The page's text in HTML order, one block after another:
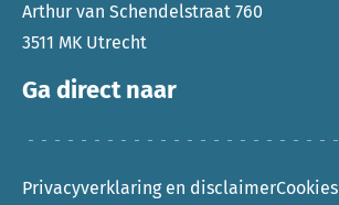
Ga direct naar
Arthur van Schendelstraat 760
3511 MK Utrecht
Privacyverklaring en disclaimerCookies